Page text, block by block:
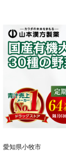
愛知県小牧市